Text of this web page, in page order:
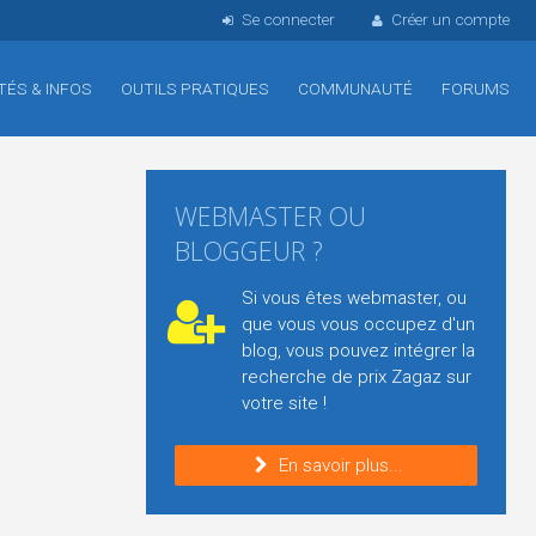
Se connecter Créer un compte
& INFOS OUTILS PRATIQUES COMMUNAUTÉ FORUMS
WEBMASTER OU
BLOGGEUR ?
Si vous êtes webmaster, ou
que vous vous occupez d'un
blog, vous pouvez intégrer la
recherche de prix Zagaz sur
votre site !
En savoir plus...